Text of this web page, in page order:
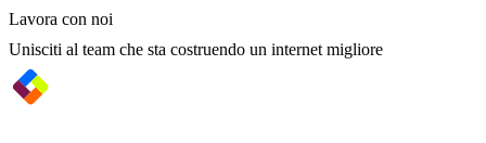
Lavora con noi
Unisciti al team che sta costruendo un internet migliore